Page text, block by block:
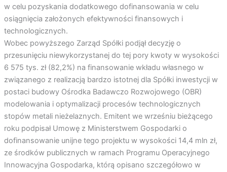
w celu pozyskania dodatkowego dofinansowania w celu
osiągnięcia założonych efektywności finansowych i
technologicznych.
Wobec powyższego Zarząd Spółki podjął decyzję o
przesunięciu niewykorzystanej do tej pory kwoty w wysokości
6 575 tys. zł (82,2%) na finansowanie wkładu własnego w
związanego z realizacją bardzo istotnej dla Spółki inwestycji w
postaci budowy Ośrodka Badawczo Rozwojowego (OBR)
modelowania i optymalizacji procesów technologicznych
stopów metali nieżelaznych. Emitent we wrześniu bieżącego
roku podpisał Umowę z Ministerstwem Gospodarki o
dofinansowanie unijne tego projektu w wysokości 14,4 mln zł,
ze środków publicznych w ramach Programu Operacyjnego
Innowacyjna Gospodarka, którą opisano szczegółowo w